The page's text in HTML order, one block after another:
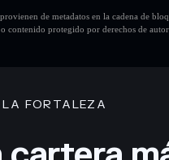
de metadatos en la cadena de
contenido protegido por derechos de autor
LA FORTALEZA